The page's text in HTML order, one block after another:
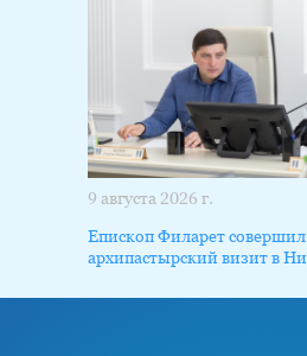
9 августа 2026 г.
Епископ Филарет
архипастырский визит в